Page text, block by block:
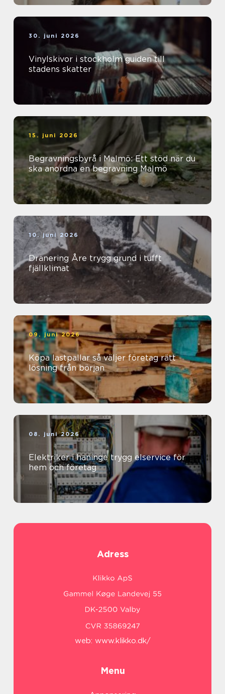
30. juni 2026
Vinylskivor i stockholm guiden till
stadens skatter
15. juni 2026
Begravningsbyrå i Malmö: Ett stöd när du
ska anordna en begravning Malmö
10. juni 2026
Dränering Åre trygg grund i tufft
fjällklimat
09. juni 2026
Köpa lastpallar så väljer företag rätt
lösning från början
08. juni 2026
Elektriker i haninge trygg elservice för
hem och företag
Adress
web: www.klikko.dk/
Menu